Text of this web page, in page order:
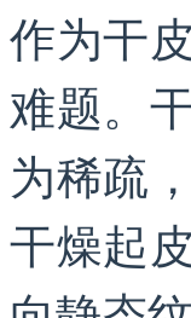
作为干
难题。
为稀疏
干燥起